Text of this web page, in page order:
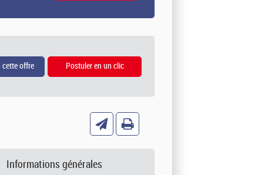
Informations générales